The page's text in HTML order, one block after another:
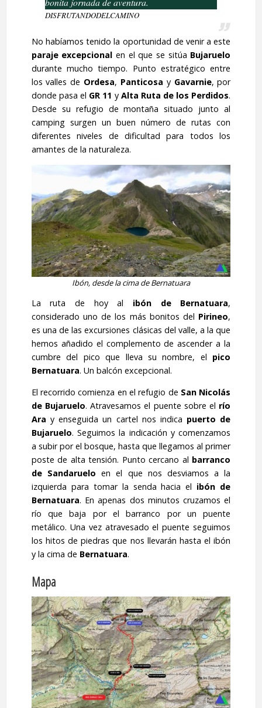
DISFRUTANDODELCAMINO
No habíamos tenido la oportunidad de venir a este
paraje excepcional en el que se sitúa Bujaruelo
durante mucho tiempo. Punto estratégico entre
los valles de Ordesa, Panticosa y Gavarnie, por
donde pasa el GR 11 y Alta Ruta de los Perdidos.
Desde su refugio de montaña situado junto al
camping surgen un buen número de rutas con
diferentes niveles de dificultad para todos los
amantes de la naturaleza.
Ibón, desde la cima de Bernatuara
La ruta de hoy al ibón de Bernatuara,
considerado uno de los más bonitos del Pirineo,
es una de las excursiones clásicas del valle, a la que
hemos añadido el complemento de ascender a la
cumbre del pico que lleva su nombre, el pico
Bernatuara. Un balcón excepcional.
El recorrido comienza en el refugio de San Nicolás
de Bujaruelo. Atravesamos el puente sobre el río
Ara y enseguida un cartel nos indica puerto de
Bujaruelo. Seguimos la indicación y comenzamos
a subir por el bosque, hasta que llegamos al primer
poste de alta tensión. Punto cercano al barranco
de Sandaruelo en el que nos desviamos a la
izquierda para tomar la senda hacia el ibón de
Bernatuara. En apenas dos minutos cruzamos el
río que baja por el barranco por un puente
metálico. Una vez atravesado el puente seguimos
los hitos de piedras que nos llevarán hasta el ibón
y la cima de Bernatuara.
Mapa